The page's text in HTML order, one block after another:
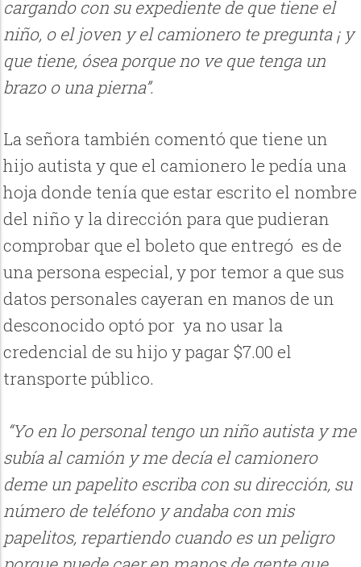
cargando con su expediente de que tiene el
niño, o el joven y el camionero te pregunta ¡ y
que tiene, ósea porque no ve que tenga un
brazo o una pierna”.
La señora también comentó que tiene un
hijo autista y que el camionero le pedía una
hoja donde tenía que estar escrito el nombre
del niño y la dirección para que pudieran
comprobar que el boleto que entregó es de
una persona especial, y por temor a que sus
datos personales cayeran en manos de un
desconocido optó por ya no usar la
credencial de su hijo y pagar $7.00 el
transporte público.
“Yo en lo personal tengo un niño autista y me
subía al camión y me decía el camionero
deme un papelito escriba con su dirección, su
número de teléfono y andaba con mis
papelitos, repartiendo cuando es un peligro